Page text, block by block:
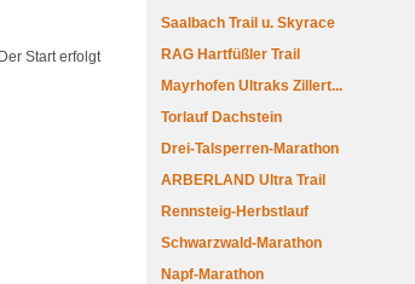
Start erfolgt
Saalbach Trail u. Skyrace
RAG Hartfüßler Trail
Mayrhofen Ultraks Zillert...
Torlauf Dachstein
Drei-Talsperren-Marathon
ARBERLAND Ultra Trail
Rennsteig-Herbstlauf
Schwarzwald-Marathon
Napf-Marathon